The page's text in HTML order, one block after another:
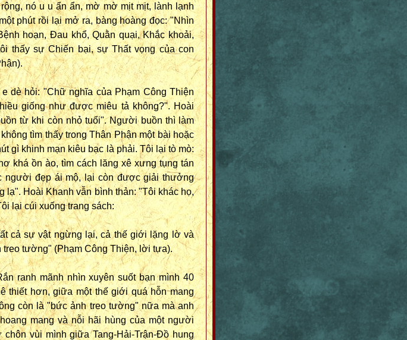
nó u u ẩn ẩn, mờ mờ mịt mịt, lành lạnh
phút rồi lại mở ra, bàng hoàng đọc: "Nhìn
hoạn, Đau khổ, Quằn quại, Khắc khoải,
thấy sự Chiến bại, sự Thất vọng của con
dè hỏi: "Chữ nghĩa của Phạm Công Thiện
giống như được miêu tả không?". Hoài
từ khi còn nhỏ tuổi". Người buồn thì làm
tìm thấy trong Thân Phận một bài hoặc
gì khinh mạn kiêu bạc là phải. Tôi lại tò mò:
khá ồn ào, tìm cách lăng xê xưng tụng tán
người đẹp ái mộ, lại còn được giải thưởng
lạ". Hoài Khanh vẫn bình thản: "Tôi khác họ,
lại cúi xuống trang sách:
cả sự vật ngừng lại, cả thế giới lặng lờ và
tường" (Phạm Công Thiện, lời tựa).
ranh mãnh nhìn xuyên suốt bạn mình 40
thiết hơn, giữa một thế giới quá hỗn mang
còn là "bức ảnh treo tường" nữa mà anh
mang và nỗi hãi hùng của một người
vùi mình giữa Tang-Hải-Trận-Đồ hung